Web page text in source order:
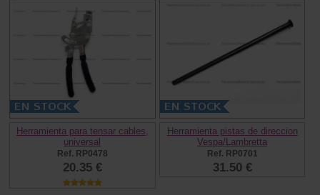
Herramienta para tensar cables,
universal
Ref. RP0478
20.35 €
Herramienta pistas de direccion
Vespa/Lambretta
Ref. RP0701
31.50 €